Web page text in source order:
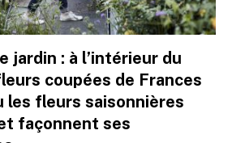
jardin : à l’intérieur du
coupées de Frances
les fleurs saisonnières
façonnent ses